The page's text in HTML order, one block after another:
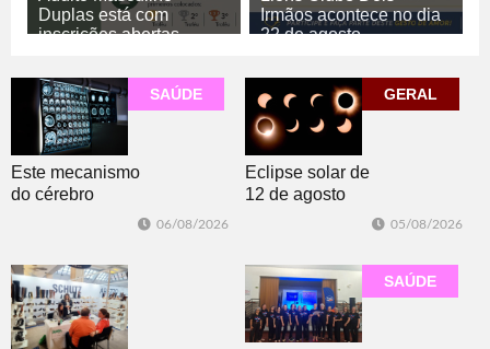
Duplas está com
inscrições abertas
ESPORTE
Irmãos acontece no dia
22 de agosto
SAÚDE
Este mecanismo
do cérebro
06/08/2026
GERAL
Eclipse solar de
12 de agosto
fenômeno será
visível
05/08/2026
SAÚDE